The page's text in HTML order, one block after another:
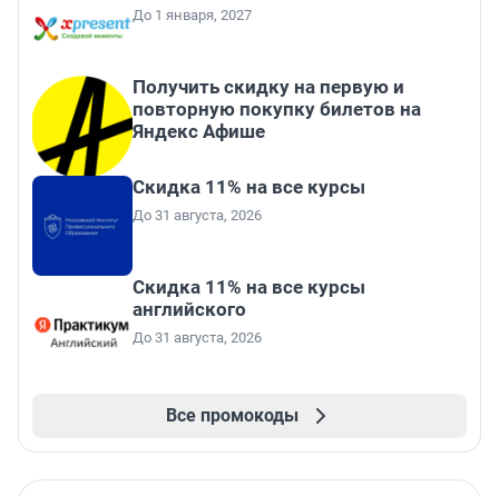
До 1 января, 2027
Получить скидку на первую и
повторную покупку билетов на
Яндекс Афише
Скидка 11% на все курсы
До 31 августа, 2026
Скидка 11% на все курсы
английского
До 31 августа, 2026
Все промокоды